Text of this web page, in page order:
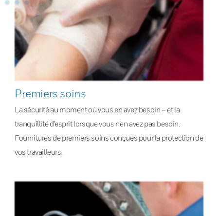
Premiers soins
La sécurité au moment où vous en avez besoin – et la
tranquillité d’esprit lorsque vous n’en avez pas besoin.
Fournitures de premiers soins conçues pour la protection de
vos travailleurs.